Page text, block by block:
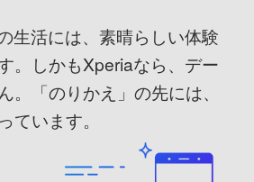
生活には、素晴らしい体験
しかもXperiaなら、デー
「のりかえ」の先には、
ています。